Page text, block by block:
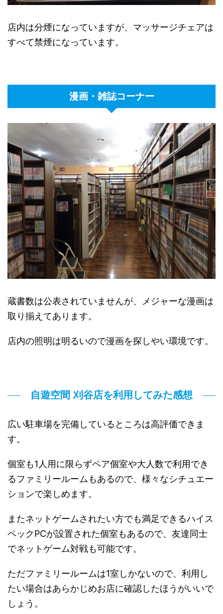
店内は分煙になっていますが、マッサージチェアは
すべて禁煙になっています。
漫画・雑誌コーナー
蔵書数は公表されていませんが、メジャーな漫画は
取り揃えてあります。
店内の照明は明るいので漫画を探しやい環境です。
自遊空間 刈谷店を利用してみた感想
広い駐車場を完備しているところは高評価できま
す。
個室も1人用に限らずペア個室や大人数で利用でき
るファミリールームもあるので、様々なシチュエー
ションで楽しめます。
またネットゲームされたい方でも満足できるハイス
ペックPCが設置された個室もあるので、友達同士
でネットゲーム対戦も可能です。
ただファミリールームは1室しかないので、利用し
たい場合はあらかじめお店に確認したほうがいいで
しょう。